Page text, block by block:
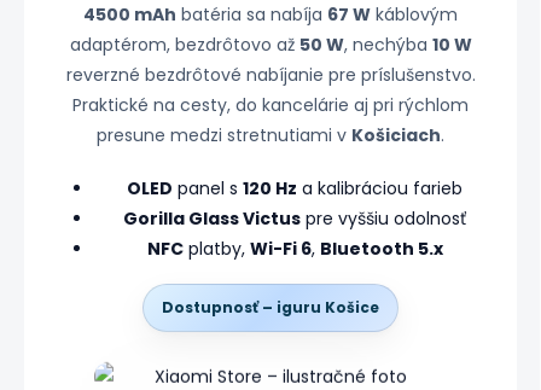
4500 mAh batéria sa nabíja 67 W káblovým
adaptérom, bezdrôtovo až 50 W, nechýba 10 W
reverzné bezdrôtové nabíjanie pre príslušenstvo.
Praktické na cesty, do kancelárie aj pri rýchlom
presune medzi stretnutiami v Košiciach.
OLED panel s 120 Hz a kalibráciou farieb
Gorilla Glass Victus pre vyššiu odolnosť
NFCplatby, Wi-Fi 6, Bluetooth 5.x
Dostupnosť – iguru Košice